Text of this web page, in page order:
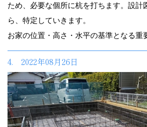
ため、必要な個所に杭を打ちます。設計
ら、特定していきます。
お家の位置・高さ・水平の基準となる重
4. 2022年08月26日